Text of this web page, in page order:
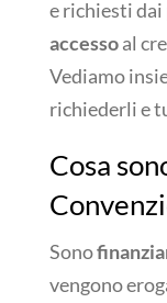
e richiesti dai
accessoal
Vediamo
richiederli e
Cosa
Sono
vengono